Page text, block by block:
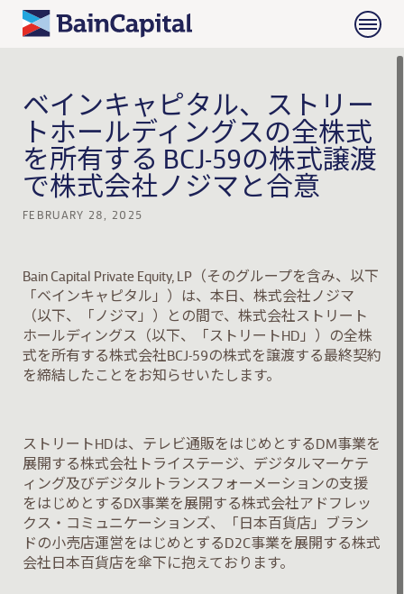
ベインキャピタル、ストリー
トホールディングスの全株式
を所有する BCJ-59の株式譲渡
で株式会社ノジマと合意
FEBRUARY 28, 2025
Bain Capital Private Equity, LP （そのグループを含み、以下
「ベインキャピタル」）は、本日、株式会社ノジマ
（以下、「ノジマ」）との間で、株式会社ストリート
ホールディングス（以下、「ストリートHD 」）の全株
式を所有する株式会社BCJ-59の株式を譲渡する最終契約
を締結したことをお知らせいたします。
ストリートHDは、テレビ通販をはじめとするDM事業を
展開する株式会社トライステージ、デジタルマーケテ
ィング及びデジタルトランスフォーメーションの支援
をはじめとするDX事業を展開する株式会社アドフレッ
クス・コミュニケーションズ、「日本百貨店」ブラン
ドの小売店運営をはじめとするD2C事業を展開する株式
会社日本百貨店を傘下に抱えております。